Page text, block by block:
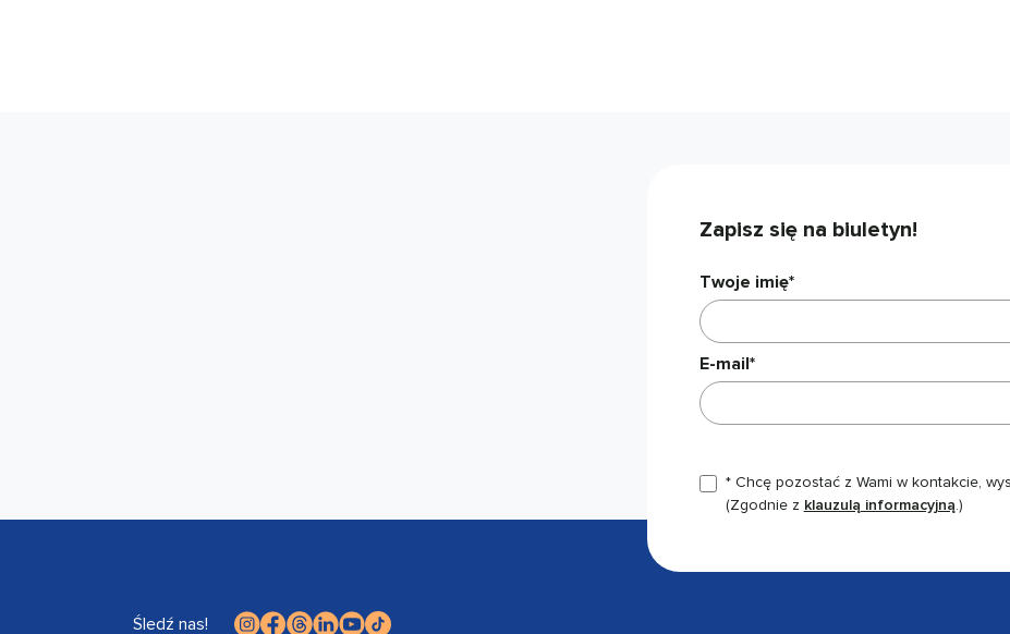
Zapisz się na biuletyn!
Twoje imię*
E-mail*
* Chcę pozostać z Wami w kontakcie,
(Zgodnie z klauzulą informacyjną.)
Śledź nas!